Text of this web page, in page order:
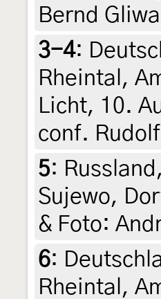
Bernd
3-4:
Rheintal,
Licht, 10.
conf.
5:
Sujewo,
& Foto:
6:
Rheintal,